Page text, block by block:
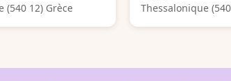
(540 12) Grèce
Thessalonique